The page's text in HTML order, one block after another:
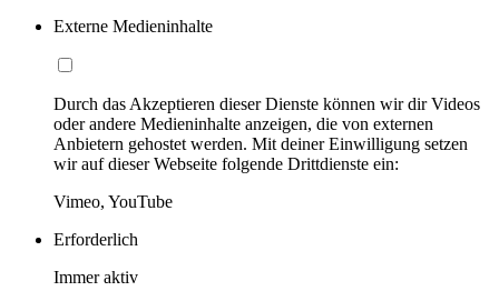
Externe Medieninhalte
Durch das Akzeptieren dieser Dienste können wir dir Videos
oder andere Medieninhalte anzeigen, die von externen
Anbietern gehostet werden. Mit deiner Einwilligung setzen
wir auf dieser Webseite folgende Drittdienste ein:
Vimeo, YouTube
Erforderlich
Immer aktiv